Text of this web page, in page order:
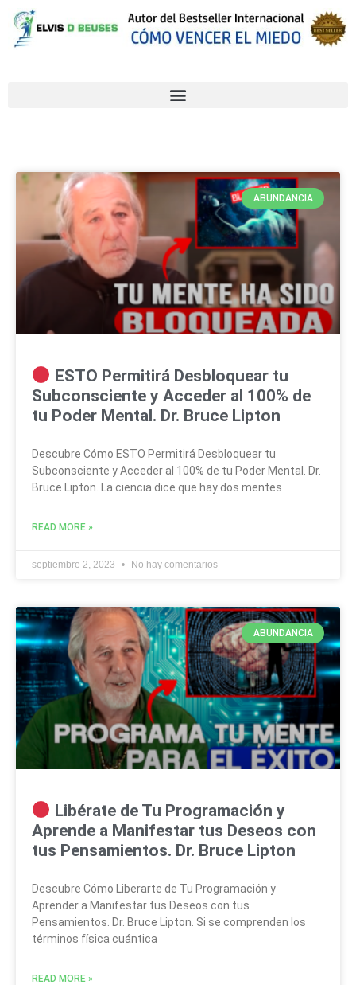
ABUNDANCIA
ESTO Permitirá Desbloquear tu
Subconsciente y Acceder al 100% de
tu Poder Mental. Dr. Bruce Lipton
Descubre Cómo ESTO Permitirá Desbloquear tu
Subconsciente y Acceder al 100% de tu Poder Mental. Dr.
Bruce Lipton. La ciencia dice que hay dos mentes
READ MORE »
septiembre 2, 2023 No hay comentarios
ABUNDANCIA
Libérate de Tu Programación y
Aprende a Manifestar tus Deseos con
tus Pensamientos. Dr. Bruce Lipton
Descubre Cómo Liberarte de Tu Programación y
Aprender a Manifestar tus Deseos con tus
Pensamientos. Dr. Bruce Lipton. Si se comprenden los
términos física cuántica
READ MORE »